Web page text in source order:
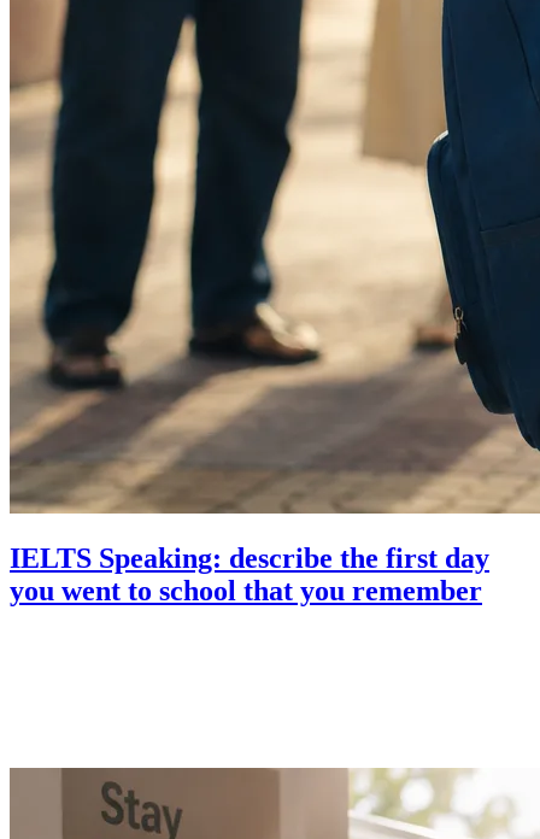
IELTS Speaking: describe the first day
you went to school that you remember